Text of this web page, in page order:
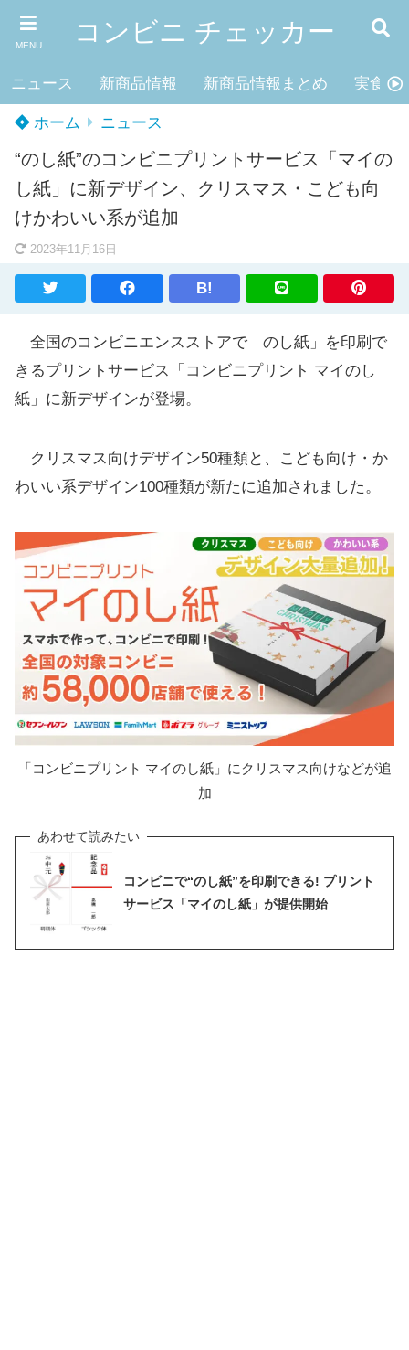
MENU コンビニ チェッカー
ニュース 新商品情報 新商品情報まとめ 実食レ
ホーム ニュース
“のし紙”のコンビニプリントサービス「マイの
し紙」に新デザイン、クリスマス・こども向
けかわいい系が追加
2023年11月16日
B!
全国のコンビニエンスストアで「のし紙」を印刷で
きるプリントサービス「コンビニプリント マイのし
紙」に新デザインが登場。
クリスマス向けデザイン50種類と、こども向け・か
わいい系デザイン100種類が新たに追加されました。
「コンビニプリント マイのし紙」にクリスマス向けなどが追
加
コンビニで“のし紙”を印刷できる! プリント
サービス「マイのし紙」が提供開始